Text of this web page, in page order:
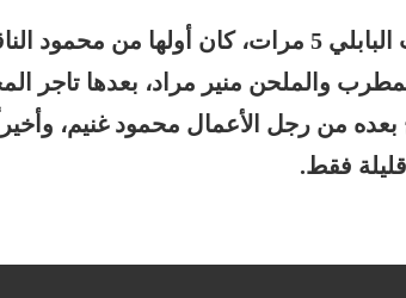
وبما يخص حياتها الشخصية، فتزوجت البابلي 5 مرات، كان أولها
المطرب والملحن منير مراد، بعدها تاجر
من رجل الأعمال محمود غنيم،
فقط.